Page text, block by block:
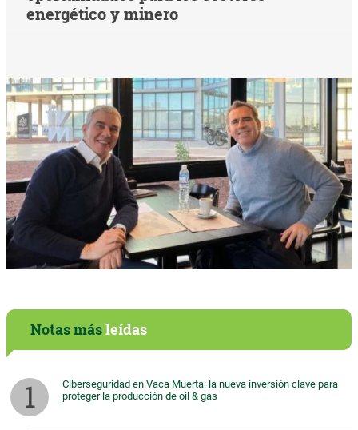
energético y minero
Notas másleídas
Ciberseguridad en Vaca Muerta: la nueva inversión clave para
proteger la producción de oil & gas